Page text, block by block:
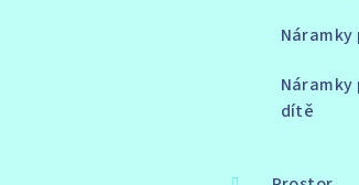
Náramky
dítě